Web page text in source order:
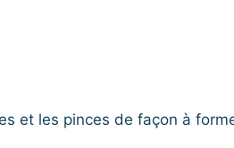
et les pinces de façon à